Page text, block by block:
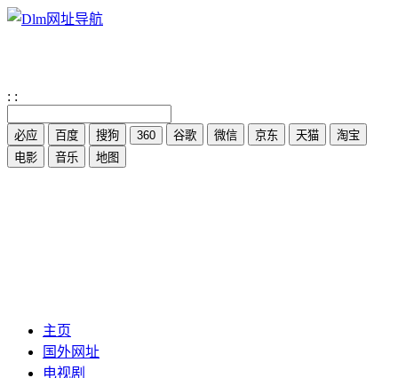
: :
主页
国外网址
电视剧